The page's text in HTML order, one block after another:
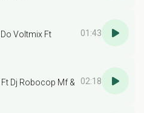
Voltmix Ft
01:43
Dj Robocop Mf &
02:18